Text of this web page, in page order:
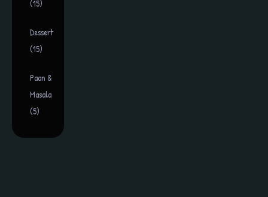
(15)
Dessert
(15)
Paan &
Masala
(5)